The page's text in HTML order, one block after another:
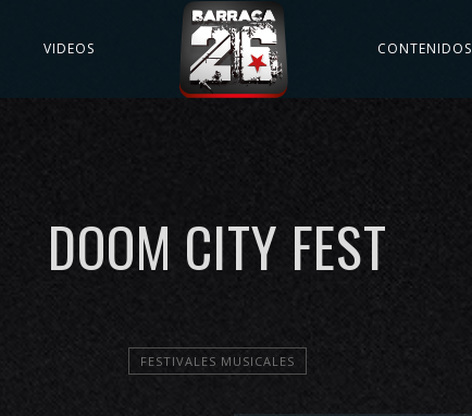
VIDEOS CONTENIDOS
DOOM CITY FEST
FESTIVALES MUSICALES